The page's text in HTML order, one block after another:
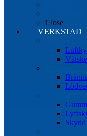
Close
VERKSTAD
Skydd